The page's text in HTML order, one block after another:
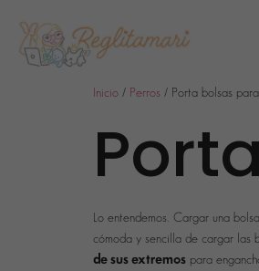
Inicio / Perros / Porta bolsas
Lo entendemos. Cargar una
cómoda y sencilla de cargar las
de sus extremos para